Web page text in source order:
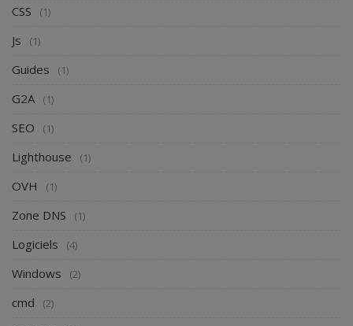
CSS (1)
Js (1)
Guides (1)
G2A (1)
SEO (1)
Lighthouse (1)
OVH (1)
Zone DNS (1)
Logiciels (4)
Windows (2)
cmd (2)